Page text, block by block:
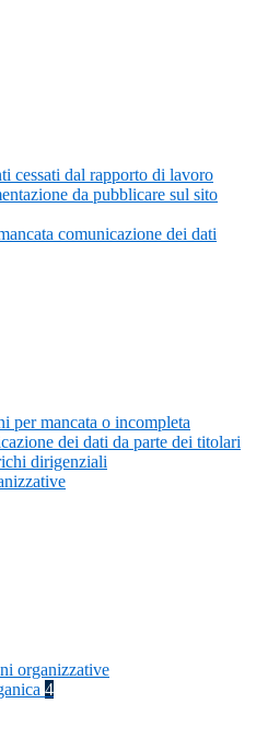
cessati dal rapporto di lavoro
da pubblicare sul sito
comunicazione dei dati
per mancata o incompleta
dei dati da parte dei titolari
dirigenziali
organizzative
4